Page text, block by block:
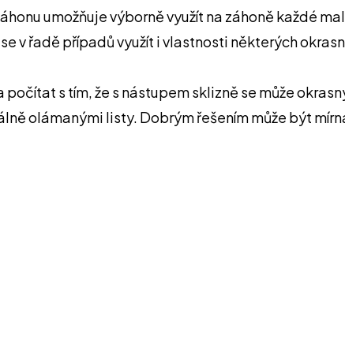
umožňuje výborně využít na záhoně každé
v řadě případů využít i vlastnosti některých
s tím, že s nástupem sklizně se může
olámanými listy. Dobrým řešením může být